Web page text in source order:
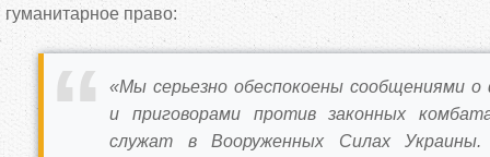
гуманитарное право:
«Мы серьезно обеспокоены сообщениями о
и приговорами против законных
служат в Вооруженных Силах